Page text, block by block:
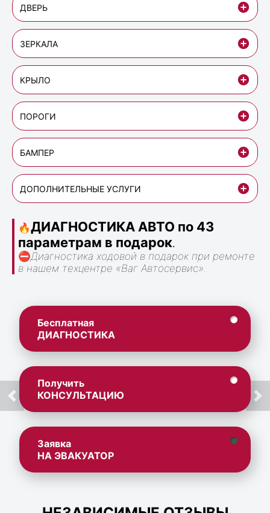
ДВЕРЬ
ЗЕРКАЛА
КРЫЛО
ПОРОГИ
БАМПЕР
ДОПОЛНИТЕЛЬНЫЕ УСЛУГИ
🔥ДИАГНОСТИКА АВТО по 43
параметрам в подарок.
⛔Диагностика ходовой в подарок при ремонте
в нашем техцентре «Ваг Автосервис».
Бесплатная
ДИАГНОСТИКА
Получить
КОНСУЛЬТАЦИЮ
Заявка
НА ЭВАКУАТОР